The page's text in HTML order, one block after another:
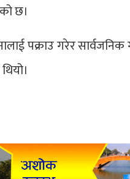
छ।
पक्राउ गरेर